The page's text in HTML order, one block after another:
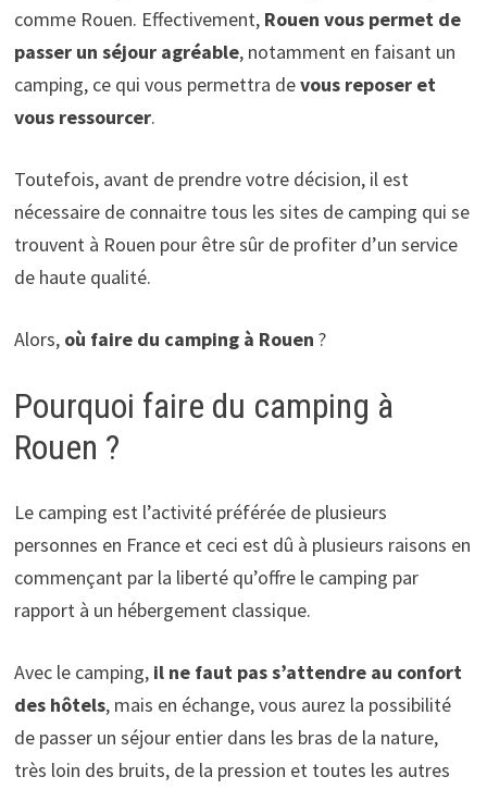
comme Rouen. Effectivement, Rouen vous permet de
passer un séjour agréable, notamment en faisant un
camping, ce qui vous permettra devous reposer et
vous ressourcer.
Toutefois, avant de prendre votre décision, il est
nécessaire de connaitre tous les sites de camping qui se
trouvent à Rouen pour être sûr de profiter d’un service
de haute qualité.
Alors, où faire du camping à Rouen ?
Pourquoi faire du camping à
Rouen ?
Le camping est l’activité préférée de plusieurs
personnes en France et ceci est dû à plusieurs raisons en
commençant par la liberté qu’offre le camping par
rapport à un hébergement classique.
Avec le camping,il ne faut pas s’attendre au confort
des hôtels, mais en échange, vous aurez la possibilité
de passer un séjour entier dans les bras de la nature,
très loin des bruits, de la pression et toutes les autres